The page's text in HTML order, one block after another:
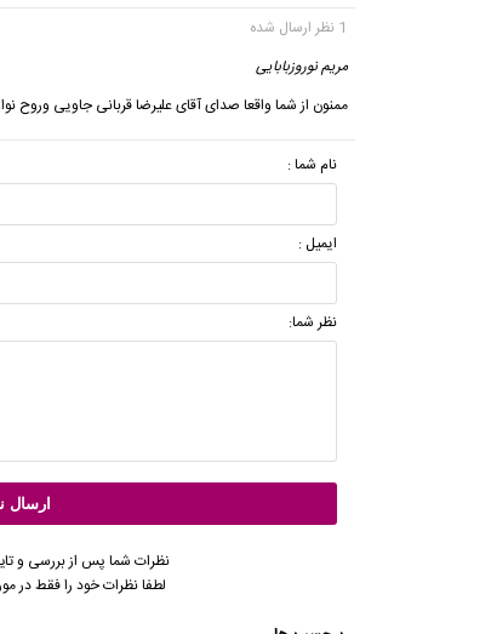
1 نظر ارسال شده
مریم نوروزبابایی
ممنون از شما واقعا صدای آقای علیرضا قربانی جاویی وروح
نام شما :
ایمیل :
نظر شما:
نظرات شما پس از بررسی و
لطفا نظرات خود را فقط در